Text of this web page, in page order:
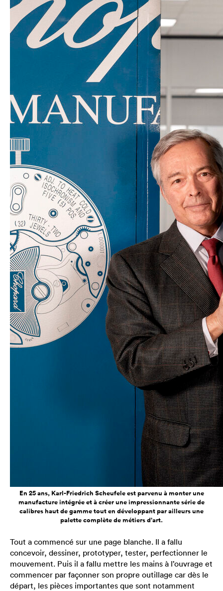
En 25 ans, Karl-Friedrich Scheufele est parvenu à monter une
manufacture intégrée et à créer une impressionnante série de
calibres haut de gamme tout en développant par ailleurs une
palette complète de métiers d’art.
Tout a commencé sur une page blanche. Il a fallu
concevoir, dessiner, prototyper, tester, perfectionner le
mouvement. Puis il a fallu mettre les mains à l’ouvrage et
commencer par façonner son propre outillage car dès le
départ, les pièces importantes que sont notamment